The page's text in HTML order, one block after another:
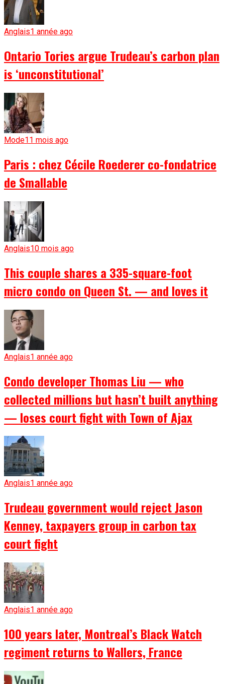
Anglais1 année ago
Ontario Tories argue Trudeau’s carbon plan
is ‘unconstitutional’
Mode11 mois ago
Paris : chez Cécile Roederer co-fondatrice
de Smallable
Anglais10 mois ago
This couple shares a 335-square-foot
micro condo on Queen St. — and loves it
Anglais1 année ago
Condo developer Thomas Liu — who
collected millions but hasn’t built anything
— loses court fight with Town of Ajax
Anglais1 année ago
Trudeau government would reject Jason
Kenney, taxpayers group in carbon tax
court fight
Anglais1 année ago
100 years later, Montreal’s Black Watch
regiment returns to Wallers, France